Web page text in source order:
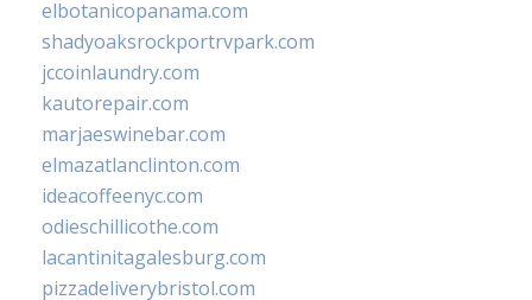
elbotanicopanama.com
shadyoaksrockportrvpark.com
jccoinlaundry.com
kautorepair.com
marjaeswinebar.com
elmazatlanclinton.com
ideacoffeenyc.com
odieschillicothe.com
lacantinitagalesburg.com
pizzadeliverybristol.com